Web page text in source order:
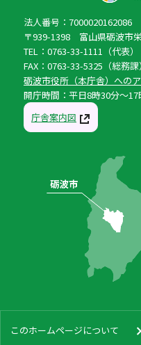
法人番号：7000020162086
〒939-1398 富山県砺波市
TEL：0763-33-1111（代表）
FAX：0763-33-5325（総務課）
砺波市役所（本庁舎）への
開庁時間：平日8時30分〜17
庁舎案内図
このホームページについて